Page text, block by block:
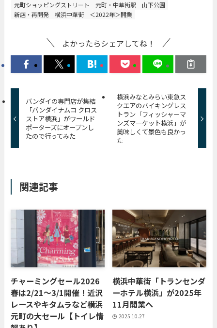
元町ショッピングストリート
元町・中華街駅
山下公園
新店・再開発
横浜中華街 ＜2022年＞開業
よかったらシェアしてね！
バンダイの専門店が集結
「バンダイナムコ クロス
ストア横浜」がワールド
ポーターズにオープンし
たので行ってみた
横浜みなとみらい東急ス
クエアのバイキングレス
トラン「フィッシャーマ
ンズマーケット横浜」が
美味しくて景色も良かっ
た
関連記事
チャーミングセール2026
春は2/21〜3/1開催！近沢
レースやキタムラなど横浜
元町の大セール【トイレ情
横浜中華街「トランセンダ
ーホテル横浜」が2025年
11月開業へ
2025.10.27